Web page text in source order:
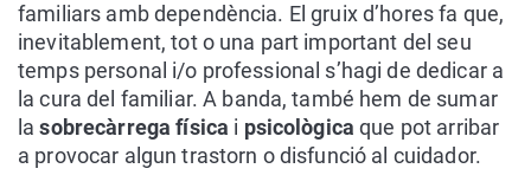
familiars amb dependència. El gruix d’hores fa que,
inevitablement, tot o una part important del seu
temps personal i/o professional s’hagi de dedicar a
la cura del familiar. A banda, també hem de sumar
lasobrecàrrega física i psicològicaque pot arribar
a provocar algun trastorn o disfunció al cuidador.